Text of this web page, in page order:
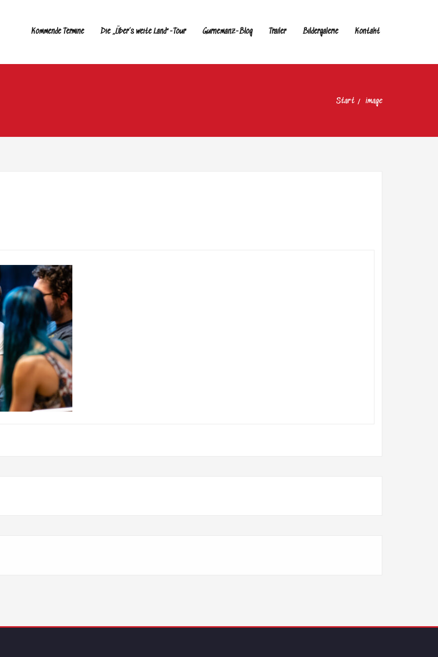
Kommende Termine Die „Über’s weite Land“-Tour Gurnemanz-Blog Trailer Bildergalerie Kontakt
Start image